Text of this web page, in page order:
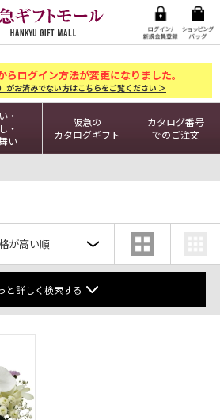
らログイン方法が変更になりました。
がお済みでない方はこちらをご覧ください ＞
・
・
い
阪急の
カタログギフト
カタログ番号
でのご注文
と詳しく検索する